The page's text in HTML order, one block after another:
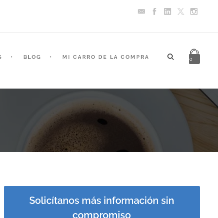
BLOG MI CARRO DE LA COMPRA 0
Solicítanos más información sin
compromiso